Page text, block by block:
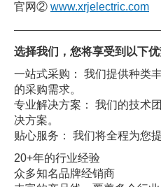
官网② www.xrjelectric.com
选择我们，您将享受到以下优
一站式采购： 我们提供种类
的采购需求。
专业解决方案： 我们的技术
决方案。
贴心服务： 我们将全程为您
20+年的行业经验
众多知名品牌经销商